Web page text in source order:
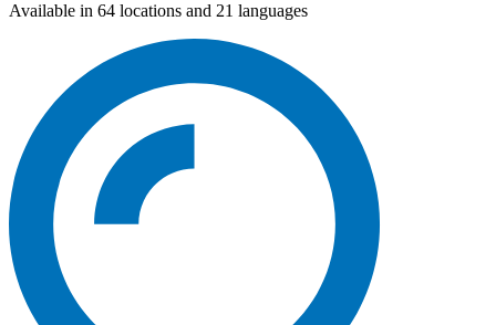
Available in 64 locations and 21 languages